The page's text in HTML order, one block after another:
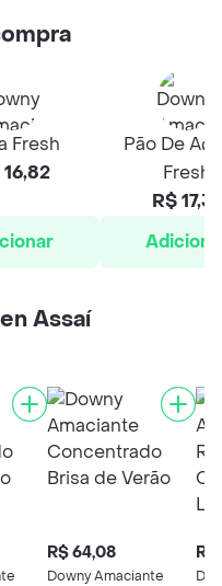
Fresh
16,82
Pão De
Fresh
R$ 17,33
Assaí
R$ 64,08
Downy Amaciante
R$